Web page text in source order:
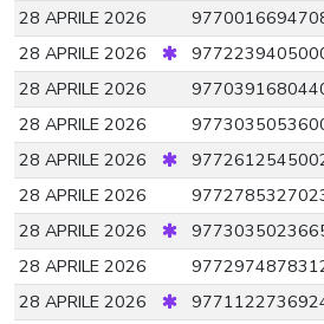
28 APRILE 2026
28 APRILE 2026
28 APRILE 2026
28 APRILE 2026
28 APRILE 2026
28 APRILE 2026
28 APRILE 2026
28 APRILE 2026
28 APRILE 2026